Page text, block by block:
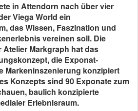
in Attendorn nach über vier
Viega World ein
das Wissen, Faszination und
vereinen soll. Die
Markgraph hat das
die Exponat-
Markeninszenierung konzipiert
Konzepts sind 90 Exponate zum
baulich konzipierte
Erlebnisraum.